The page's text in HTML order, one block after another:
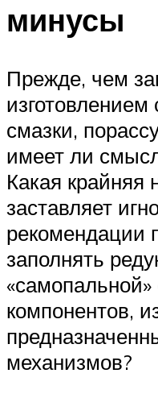
минусы
Прежде, чем
смазки,
имеет ли
Какая крайняя
заставляет
рекомендации
заполнять
компонентов,
механизмов?